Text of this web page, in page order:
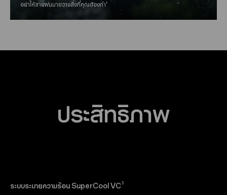
อย่าให้สายฝนมาขวางสิ่งที่คุณต้องทำ 8
ประสิทธิภาพ
ระบบระบายความร้อน SuperCool VC3